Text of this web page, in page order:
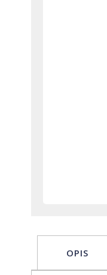
OPIS